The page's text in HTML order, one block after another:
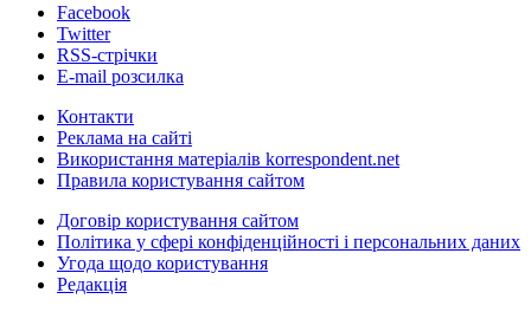
Facebook
Twitter
RSS-стрічки
E-mail розсилка
Контакти
Реклама на сайті
Використання матеріалів korrespondent.net
Правила користування сайтом
Договір користування сайтом
Політика у сфері конфіденційності і персональних даних
Угода щодо користування
Редакція